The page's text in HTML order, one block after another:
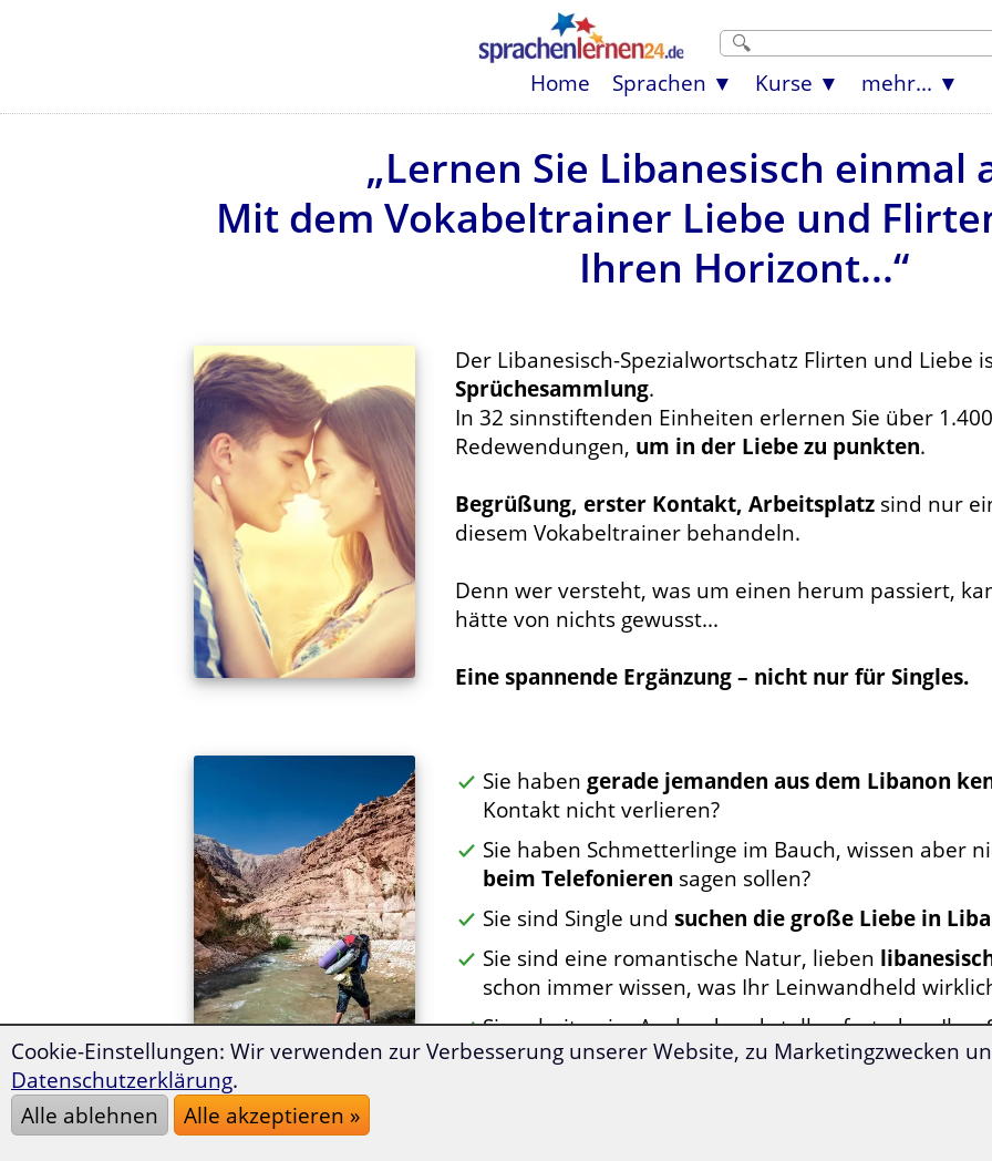
Home Sprachen Kurse mehr...
„Lernen Sie Libanesisch einmal
Mit dem Vokabeltrainer Liebe und
Ihren Horizont...“
Der Libanesisch-Spezialwortschatz Flirten und Liebe
Sprüchesammlung.
In 32 sinnstiftenden Einheiten erlernen Sie über
Redewendungen, um in der Liebe zu punkten.
Begrüßung, erster Kontakt, Arbeitsplatz sind nur
diesem Vokabeltrainer behandeln.
Denn wer versteht, was um einen herum passiert,
hätte von nichts gewusst...
Eine spannende Ergänzung – nicht nur für Singles.
Sie haben gerade jemanden aus dem Libanon
Kontakt nicht verlieren?
Sie haben Schmetterlinge im Bauch, wissen aber
beim Telefonieren sagen sollen?
Sie sind Single und suchen die große Liebe in
Sie sind eine romantische Natur, lieben
schon immer wissen, was Ihr Leinwandheld
Sie arbeiten im Ausland und stellen fest, dass
Powerpoint-Präsentation reichen, Sie aber unfähig
Cookie-Einstellungen: Wir verwenden zur Verbesserung unserer Website, zu Marketingzwecken
Datenschutzerklärung.
Alle ablehnen
Alle akzeptieren »